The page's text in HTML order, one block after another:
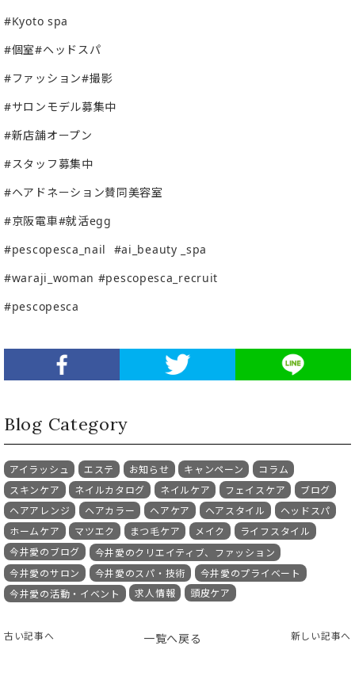
#Kyoto spa
#個室#ヘッドスパ
#ファッション#撮影
#サロンモデル募集中
#新店舗オープン
#スタッフ募集中
#ヘアドネーション賛同美容室
#京阪電車#就活egg
#pescopesca_nail
#ai_beauty _spa
#waraji_woman #pescopesca_recruit
#pescopesca
Blog Category
アイラッシュ エステ お知らせ キャンペーン
コラム
スキンケア
ネイルカタログ ネイルケア フェイスケア
ブログ
ヘアアレンジ
ヘアカラー ヘアケア ヘアスタイル
ヘッドスパ
ホームケア
マツエク まつ毛ケア メイク
ライフスタイル
今井愛のブログ
今井愛のクリエイティブ、ファッション
今井愛のサロン
今井愛のスパ・技術
今井愛のプライベート
今井愛の活動・イベント
求人情報 頭皮ケア
古い記事へ 一覧へ戻る 新しい記事へ